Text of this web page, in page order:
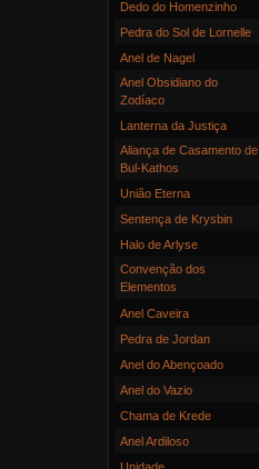
Dedo do Homenzinho
Pedra do Sol de Lornelle
Anel de Nagel
Anel Obsidiano do
Zodíaco
Lanterna da Justiça
Aliança de Casamento de
Bul-Kathos
União Eterna
Sentença de Krysbin
Halo de Arlyse
Convenção dos
Elementos
Anel Caveira
Pedra de Jordan
Anel do Abençoado
Anel do Vazio
Chama de Krede
Anel Ardiloso